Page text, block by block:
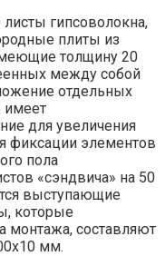
листы гипсоволокна,
плиты из
толщину 20
между собой
отдельных
имеет
для увеличения
фиксации элементов
пола
«сэндвича» на 50
выступающие
которые
монтажа, составляют
мм.